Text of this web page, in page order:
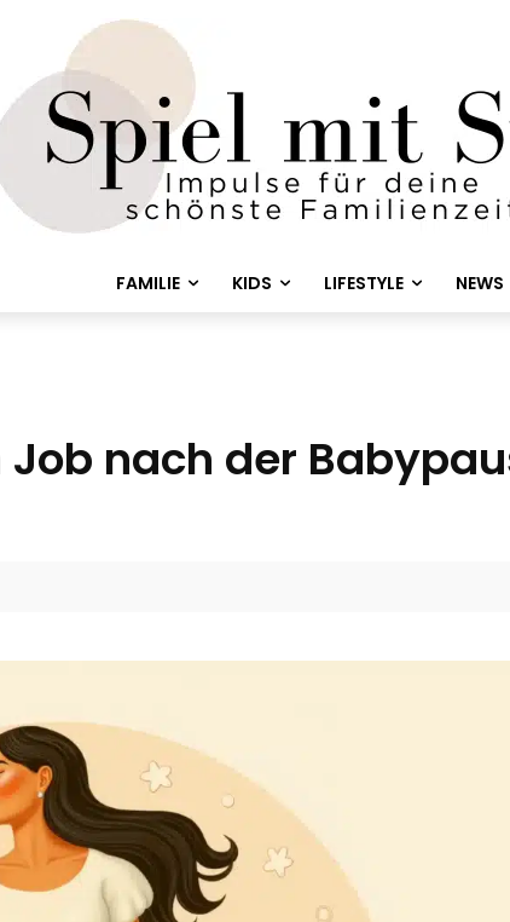
FAMILIE KIDS LIFESTYLE NEWS
nach der